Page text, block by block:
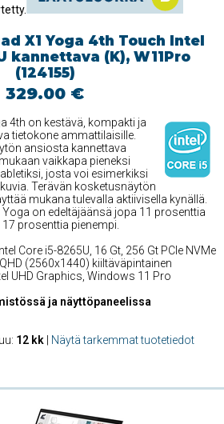
X1 Yoga 4th Touch Intel
kannettava (K), W11Pro
(124155)
329.00 €
4th on kestävä, kompakti ja
tietokone ammattilaisille.
ansiosta kannettava
vaikkapa pieneksi
josta voi esimerkiksi
Terävän kosketusnäytön
mukana tulevalla aktiivisella kynällä.
on edeltäjäänsä jopa 11 prosenttia
prosenttia pienempi.
Intel Core i5-8265U, 16 Gt, 256 Gt PCIe NVMe
(2560x1440) kiiltäväpintainen
UHD Graphics, Windows 11 Pro
ja näyttöpaneelissa
12 kk Näytä tarkemmat tuotetiedot